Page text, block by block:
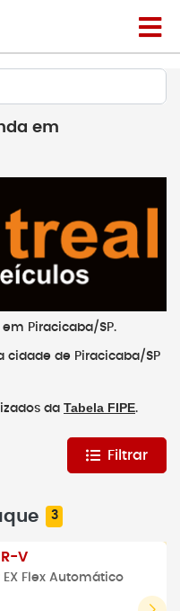
em
Piracicaba/SP.
cidade de Piracicaba/SP
da Tabela FIPE.
Filtrar
3
V
EX Flex Automático